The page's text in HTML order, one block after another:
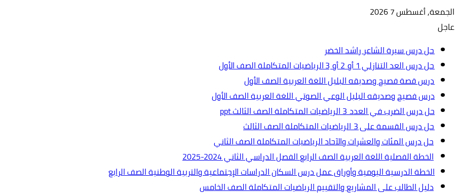
الجمعة, أغسطس 7 2026
عاجل
حل درس سيرة الشاعر راشد الخضر
حل درس العد التنازلي 1 أو 2 أو 3 الرياضيات المتكاملة الصف الأول
درس قصة فصيح وصديقه البلبل اللغة العربية الصف الأول
درس فصيح وصديقه البلبل الوعي الصوتي اللغة العربية الصف الأول
حل درس الضرب في العدد 3 الرياضيات المتكاملة الصف الثالث.ppt
حل درس القسمة على 3 الرياضيات المتكاملة الصف الثالث
حل درس المئات والعشرات والآحاد الرياضيات المتكاملة الصف الثاني
الخطة الفصلية اللغة العربية الصف الرابع الفصل الدراسي الثاني 2024-2025
الخطة الدرسية اليومية وأوراق عمل درس السكان الدراسات الإجتماعية والتربية الوطنية الصف الرابع
دليل الطالب على المشاريع والتقييم الرياضيات المتكاملة الصف الخامس